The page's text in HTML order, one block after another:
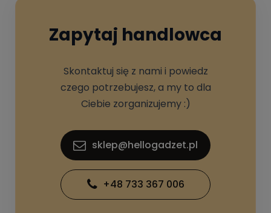
Zapytaj handlowca
Skontaktuj się z nami i powiedz
czego potrzebujesz, a my to dla
Ciebie zorganizujemy :)
sklep@hellogadzet.pl
+48 733 367 006